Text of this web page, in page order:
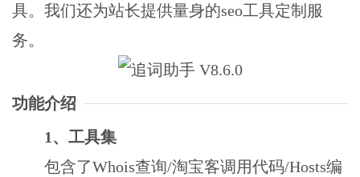
具。我们还为站长提供量身的seo工具定制服
务。
功能介绍
1、工具集
包含了Whois查询/淘宝客调用代码/Hosts编